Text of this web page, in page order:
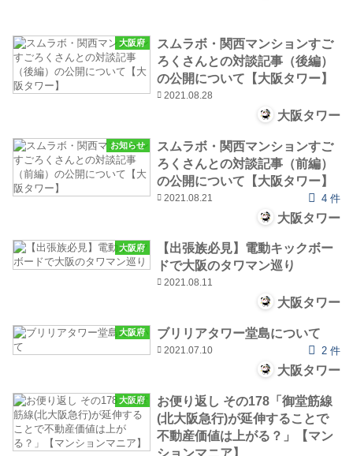
大阪府
スムラボ・関西マンションすご
ろくさんとの対談記事（後編）
の公開について【大阪タワー】
2021.08.28
大阪タワー
お知らせ
スムラボ・関西マンションすご
ろくさんとの対談記事（前編）
の公開について【大阪タワー】
2021.08.21 4 件
大阪タワー
大阪府
【出張族必見】電動キックボー
ドで大阪のタワマン巡り
2021.08.11
大阪タワー
大阪府 ブリリアタワー堂島について
2021.07.10 2 件
大阪タワー
大阪府
お便り返し その178「御堂筋線
(北大阪急行)が延伸することで
不動産価値は上がる？」【マン
ションマニア】